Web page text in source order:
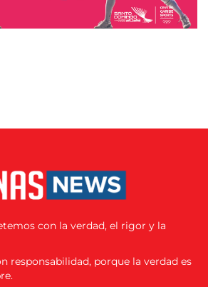
con la verdad, el rigor y la
responsabilidad, porque la verdad es